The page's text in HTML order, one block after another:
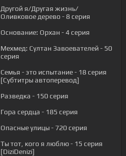
Другой я/Другая жизнь/
Оливковое дерево - 8 серия
Основание: Орхан - 4 серия
Мехмед: Султан Завоевателей - 50
серия
Семья - это испытание- 18 серия
[Субтитры автоперевод]
Разведка - 150 серия
Гора сердца - 185 серия
Опасные улицы- 720 серия
Ты тот, кого я люблю- 15 серия
[DiziDenizi]